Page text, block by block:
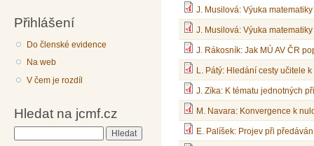
Přihlášení
Do členské evidence
Na web
V čem je rozdíl
Hledat na jcmf.cz
J. Musilová: Výuka
J. Musilová: Výuka
J. Rákosník: Jak MÚ AV ČR
L. Pátý: Hledání cesty učitele
J. Zíka: K tématu jednotných
M. Navara: Konvergence k
E. Palíšek: Projev při